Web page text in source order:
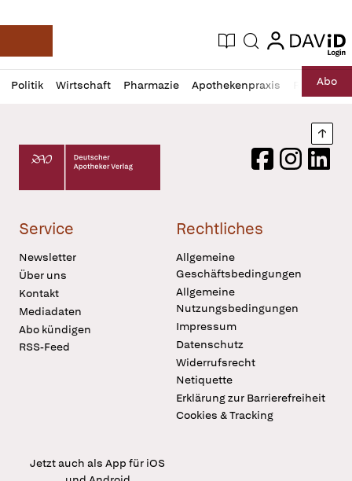
Deutsche Apotheker Zeitung
Aktuelle Ausgabe
Suche login
login
Politik Wirtschaft Pharmazie Apothekenpraxis RechtAbo
Profil
öffnen
Daz
Pur
Deutscher Apotheker Verlag Logo
FacebookInstagram
Service
Newsletter
Über uns
Kontakt
Mediadaten
Abo kündigen
RSS-Feed
Rechtliches
Allgemeine
Geschäftsbedingungen
Allgemeine
Nutzungsbedingungen
Impressum
Datenschutz
Widerrufsrecht
Netiquette
Erklärung zur Barrierefreiheit
Cookies & Tracking
Jetzt auch als App für iOS